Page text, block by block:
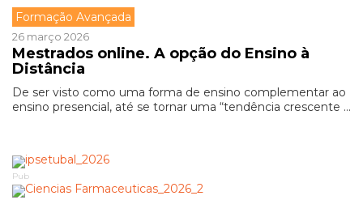
Formação Avançada
26 março 2026
Mestrados online. A opção do Ensino à
Distância
De ser visto como uma forma de ensino complementar ao
ensino presencial, até se tornar uma “tendência crescente ...
Pub